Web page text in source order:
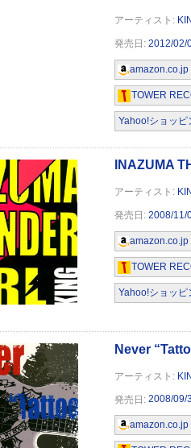
2012/02/
amazon.co.jp
TOWER
Yahoo!ショッピ
2008/11/
amazon.co.jp
TOWER
Yahoo!ショッピ
2008/09/
amazon.co.jp
EVERYTHING